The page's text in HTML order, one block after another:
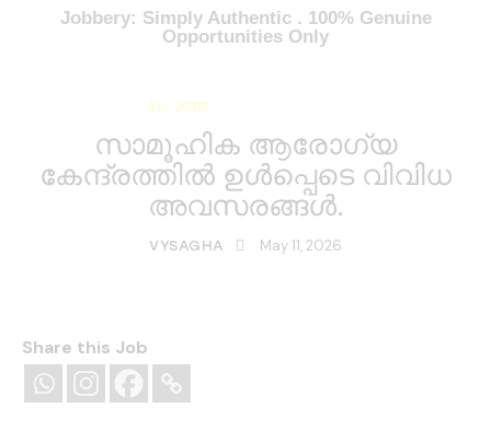
Jobbery: Simply Authentic . 100% Genuine
Opportunities Only
ALL JOBS
സാമൂഹിക ആരോഗ്യ
കേന്ദ്രത്തിൽ ഉൾപ്പെടെ വിവിധ
അവസരങ്ങൾ.
VYSAGHA May 11, 2026
Share this Job